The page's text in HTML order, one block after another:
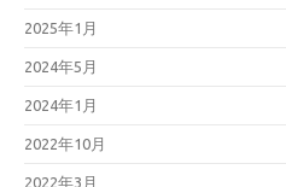
2025年1月
2024年5月
2024年1月
2022年10月
2022年3月